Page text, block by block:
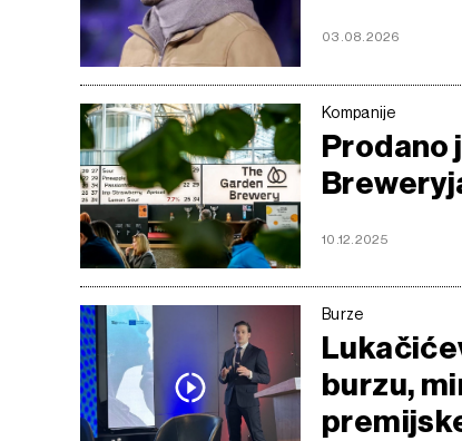
03.08.2026
Kompanije
Prodano
10.12.2025
Burze
burzu,